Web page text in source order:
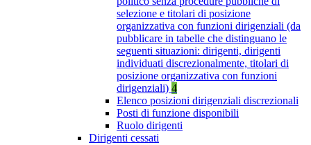
selezione e titolari di posizione
organizzativa con funzioni dirigenziali (da
pubblicare in tabelle che distinguano le
seguenti situazioni: dirigenti, dirigenti
individuati discrezionalmente, titolari di
posizione organizzativa con funzioni
dirigenziali) 4
Elenco posizioni dirigenziali discrezionali
Posti di funzione disponibili
Ruolo dirigenti
Dirigenti cessati